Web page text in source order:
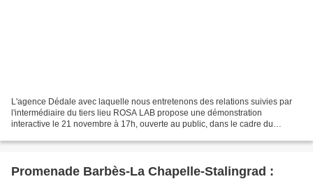
L'agence Dédale avec laquelle nous entretenons des relations suivies par
l'intermédiaire du tiers lieu ROSA LAB propose une démonstration
interactive le 21 novembre à 17h, ouverte au public, dans le cadre du
Promenade Barbès-La Chapelle-Stalingrad :